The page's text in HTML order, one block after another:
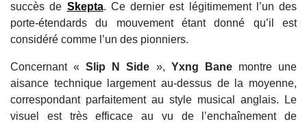
succès de Skepta. Ce dernier est légitimement l’un des
porte-étendards du mouvement étant donné qu’il est
considéré comme l’un des pionniers.
Concernant «Slip N Side », Yxng Banemontre une
aisance technique largement au-dessus de la moyenne,
correspondant parfaitement au style musical anglais. Le
visuel est très efficace au vu de l’enchaînement de